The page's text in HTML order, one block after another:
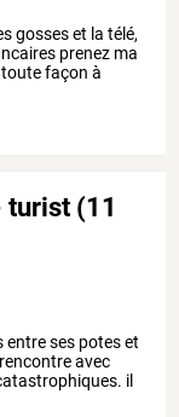
gosseset la télé,
prenez ma
toutefaçon à
turist (11
entreses poteset
rencontreavec
il